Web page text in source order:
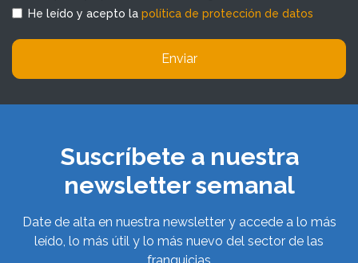
He leído y acepto la política de protección de datos
Enviar
Suscríbete a nuestra
newsletter semanal
Date de alta en nuestra newsletter y accede a lo más
leído, lo más útil y lo más nuevo del sector de las
franquicias